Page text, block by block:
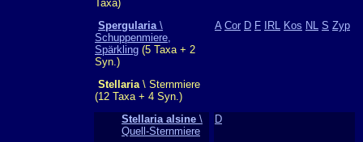
Taxa)
Spergularia\
Schuppenmiere,
Spärkling (5 Taxa + 2
Syn.)
A Cor D F IRL Kos NL S Zyp
Stellaria\ Sternmiere
(12 Taxa + 4 Syn.)
Stellaria alsine \
Quell-Sternmiere
D